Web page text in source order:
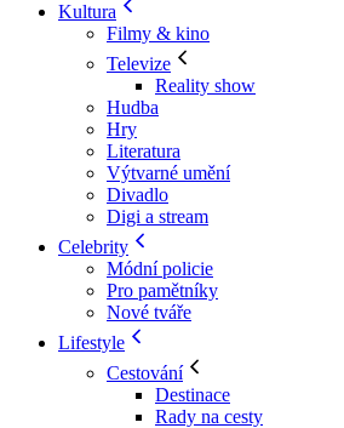
Kultura
Filmy & kino
Televize
Reality show
Hudba
Hry
Literatura
Výtvarné umění
Divadlo
Digi a stream
Celebrity
Módní policie
Pro pamětníky
Nové tváře
Lifestyle
Cestování
Destinace
Rady na cesty